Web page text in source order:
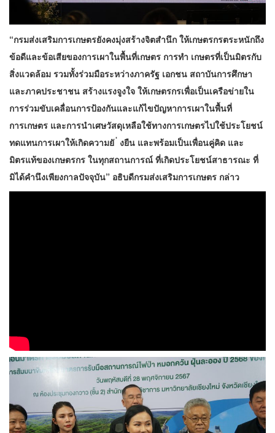
“กรมส่งเสริมการเกษตรยังคงมุ่งสร้างจิตสำนึก ให้เกษตรกรตระหนักถึง
ข้อดีและข้อเสียของการเผาในพื้นที่เกษตร การทำ เกษตรที่เป็นมิตรกับ
สิ่งแวดล้อม รวมทั้งร่วมมือระหว่างภาครัฐ เอกชน สถาบันการศึกษา
และภาคประชาชน สร้างแรงจูงใจ ให้เกษตรกรเพื่อเป็นเครือข่ายใน
การร่วมขับเคลื่อนการป้องกันและแก้ไขปัญหาการเผาในพื้นที่
การเกษตร และการนำเศษวัสดุเหลือใช้ทางการเกษตรไปใช้ประโยชน์
ทดแทนการเผาให้เกิดความยั ่ งยืน และพร้อมเป็นเพื่อนคู่คิด และ
มิตรแท้ของเกษตรกร ในทุกสถานการณ์ ที่เกิดประโยชน์สาธารณะ ที่
มิได้คำนึงเพียงกาลปัจจุบัน” อธิบดีกรมส่งเสริมการเกษตร กล่าว